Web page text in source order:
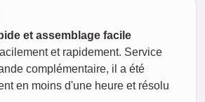
et assemblage facile
et rapidement. Service
complémentaire, il a été
en moins d'une heure et résolu